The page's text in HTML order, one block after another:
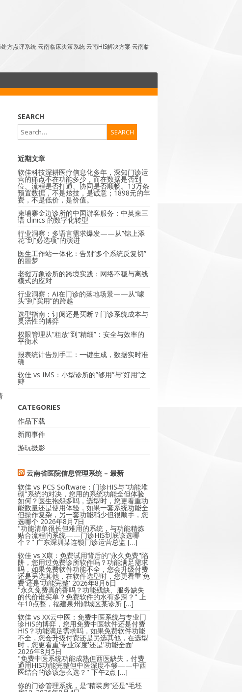
方点评系统 云南临床决策系统 云南HIS解决方案 云南临
SEARCH
近期文章
软佳科技深耕医疗信息化多年，深知门诊运
营的痛点不在功能多少，而在数据是否到
位、流程是否打通、协同是否顺畅。13万条
预置数据，不是炫技，是诚意；1898元的年
费，不是低价，是价值。
柬埔寨金边诊所的中国游客服务：中英柬三
语 clinics 的数字化转型
行业洞察：多语言需求爆发——从”锦上添
花”到”必选项”的演进
医生工作站一体化：告别”多个系统反复切”
的噩梦
老挝万象诊所的跨境实践：网络不稳与离线
模式的应对
行业洞察：AI在门诊的落地场景——从”噱
头”到”实用”的跨越
选型指南：订阅还是买断？门诊系统成本与
灵活性的博弈
权限管理从”粗放”到”精细”：安全与效率的
平衡术
报表统计告别手工：一键生成，数据实时准
确
软佳 vs IMS：小型诊所的”够用”与”好用”之
辩
CATEGORIES
作品下载
新闻事件
游玩摄影
云南省医院信息管理系统 – 最新
软佳 vs PCS Software：门诊HIS与"功能堆
砌"系统的对决，您用的系统功能全但体验
如何？医生抱怨多吗，选型时，您更看重功
能数量还是使用体验，如果一套系统功能全
但操作复杂，另一套功能稍少但很顺手，您
选哪个 2026年8月7日
"功能清单很长但难用的系统，与功能精炼
贴合流程的系统——门诊HIS到底该选哪
个？" 广东深圳某连锁门诊运营总监 […]
软佳 vs X康：免费试用背后的"永久免费"陷
阱，您用过免费诊所软件吗？功能满足需求
吗，如果免费软件功能不全，您会升级付费
还是另选其他，在软件选型时，您更看重'免
费'还是'功能完整' 2026年8月6日
"永久免费真的香吗？功能残缺、服务缺失
的代价谁买单？免费软件的水有多深？" 上
午10点整，福建泉州鲤城区某诊所 […]
软佳 vs XX云中医：免费中医系统与专业门
诊HIS的博弈，您用免费中医软件还是付费
HIS？功能满足需求吗，如果免费软件功能
不全，您会升级付费还是另选其他，在选型
时，您更看重'专业深度'还是'功能全面'
2026年8月5日
"免费中医系统功能成熟但西医缺失，付费
通用HIS功能完整但中医深度不够——中西
医结合的诊该怎么选？" 下午2点 […]
你的门诊管理系统，是“精装房”还是“毛坯